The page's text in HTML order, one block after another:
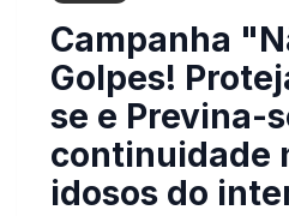
Campanha
Golpes!
se e Previna-
continuidade
idosos do